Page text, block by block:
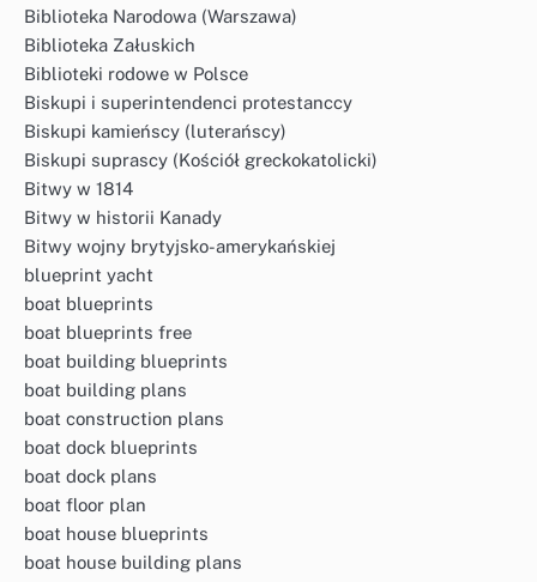
Biblioteka Narodowa (Warszawa)
Biblioteka Załuskich
Biblioteki rodowe w Polsce
Biskupi i superintendenci protestanccy
Biskupi kamieńscy (luterańscy)
Biskupi suprascy (Kościół greckokatolicki)
Bitwy w 1814
Bitwy w historii Kanady
Bitwy wojny brytyjsko-amerykańskiej
blueprint yacht
boat blueprints
boat blueprints free
boat building blueprints
boat building plans
boat construction plans
boat dock blueprints
boat dock plans
boat floor plan
boat house blueprints
boat house building plans